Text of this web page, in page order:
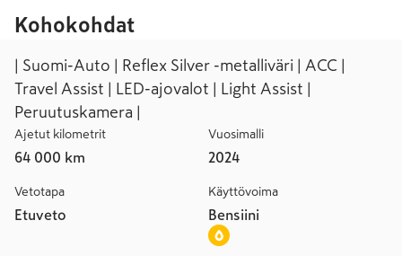
Kohokohdat
| Suomi-Auto | Reflex Silver -metalliväri | ACC |
Travel Assist | LED-ajovalot | Light Assist |
Peruutuskamera |
Ajetut kilometrit
64 000 km
Vuosimalli
2024
Vetotapa
Etuveto
Käyttövoima
Bensiini